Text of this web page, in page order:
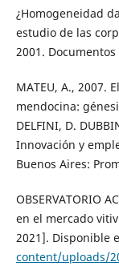
¿Homogeneidad
estudio de las
2001.
MATEU, A., 2007.
mendocina:
DELFINI, D.
Innovación y
Buenos Aires:
OBSERVATORIO
en el mercado
2021]. Disponible
content/uploads/